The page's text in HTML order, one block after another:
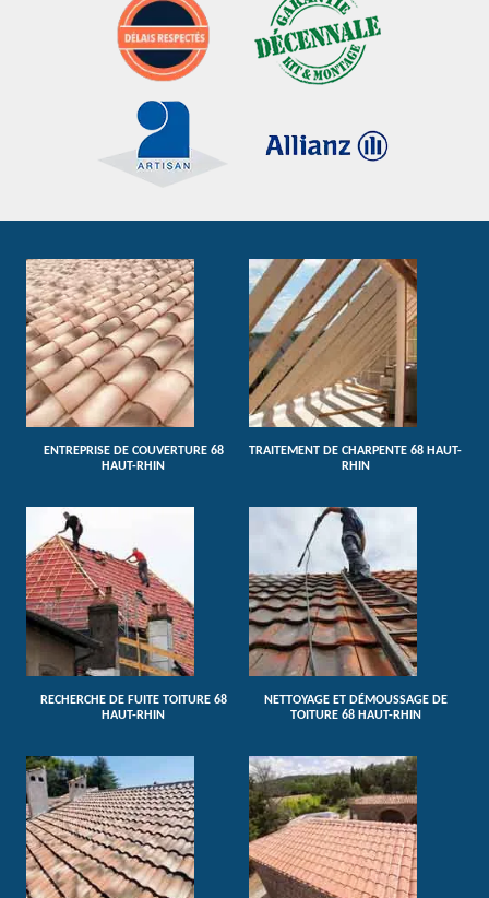
ENTREPRISE DE COUVERTURE 68
HAUT-RHIN
TRAITEMENT DE CHARPENTE 68 HAUT-
RHIN
RECHERCHE DE FUITE TOITURE 68
HAUT-RHIN
NETTOYAGE ET DÉMOUSSAGE DE
TOITURE 68 HAUT-RHIN